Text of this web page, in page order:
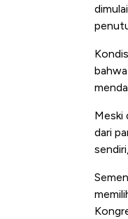
Meski
dari